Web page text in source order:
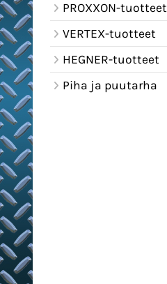
PROXXON-tuotteet
VERTEX-tuotteet
HEGNER-tuotteet
Piha ja puutarha